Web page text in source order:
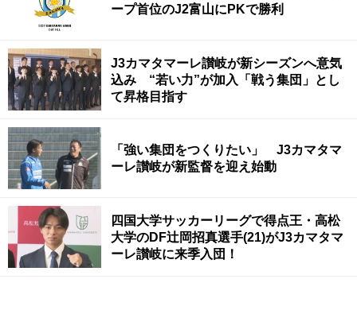
ープ首位のJ2富山にPKで勝利
J3カマタマーレ讃岐が新シーズンへ意気
込み “若い力”が加入「戦う集団」とし
て昇格目指す
「強い集団をつくりたい」 J3カマタマ
ーレ讃岐が新監督を迎え始動
四国大学サッカーリーグで得点王・高松
大学のDF辻岡招真選手(21)がJ3カマタマ
ーレ讃岐に来季入団！